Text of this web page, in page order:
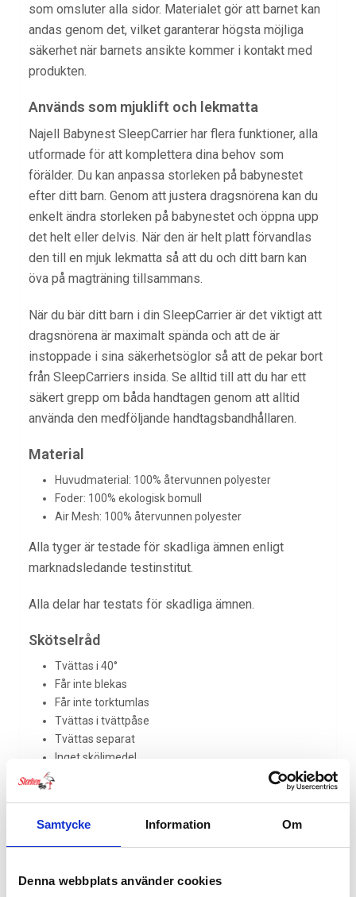
Samtycke Information Om
Denna webbplats använder cookies
som omsluter alla sidor. Materialet gör att barnet kan
andas genom det, vilket garanterar högsta möjliga
säkerhet när barnets ansikte kommer i kontakt med
produkten.
Används som mjuklift och lekmatta
Najell Babynest SleepCarrier har flera funktioner, alla
utformade för att komplettera dina behov som
förälder. Du kan anpassa storleken på babynestet
efter ditt barn. Genom att justera dragsnörena kan du
enkelt ändra storleken på babynestet och öppna upp
det helt eller delvis. När den är helt platt förvandlas
den till en mjuk lekmatta så att du och ditt barn kan
öva på magträning tillsammans.
När du bär ditt barn i din SleepCarrier är det viktigt att
dragsnörena är maximalt spända och att de är
instoppade i sina säkerhetsöglor så att de pekar bort
från SleepCarriers insida. Se alltid till att du har ett
säkert grepp om båda handtagen genom att alltid
använda den medföljande handtagsbandhållaren.
Material
Huvudmaterial: 100% återvunnen polyester
Foder: 100% ekologisk bomull
Air Mesh: 100% återvunnen polyester
Alla tyger är testade för skadliga ämnen enligt
marknadsledande testinstitut.
Alla delar har testats för skadliga ämnen.
Skötselråd
Tvättas i 40°
Får inte blekas
Får inte torktumlas
Tvättas i tvättpåse
Tvättas separat
Inget sköljmedel
Mått
Öppna fickor på sidorna för Najells babygymbåge
cm (5 cm längre än tidigare versioner av SleepCarrier)